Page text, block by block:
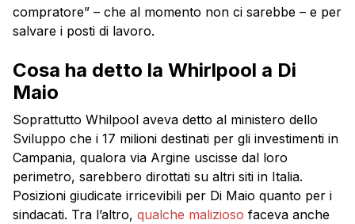
compratore” – che al momento non ci sarebbe – e per
salvare i posti di lavoro.
Cosa ha detto la Whirlpool a Di
Maio
Soprattutto Whilpool aveva detto al ministero dello
Sviluppo che i 17 milioni destinati per gli investimenti in
Campania, qualora via Argine uscisse dal loro
perimetro, sarebbero dirottati su altri siti in Italia.
Posizioni giudicate irricevibili per Di Maio quanto per i
sindacati. Tra l’altro, qualche malizioso faceva anche